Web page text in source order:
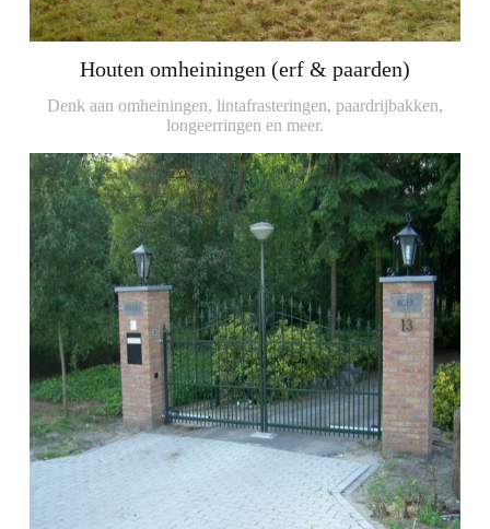
Houten omheiningen (erf & paarden)
Denk aan omheiningen, lintafrasteringen, paardrijbakken,
longeerringen en meer.